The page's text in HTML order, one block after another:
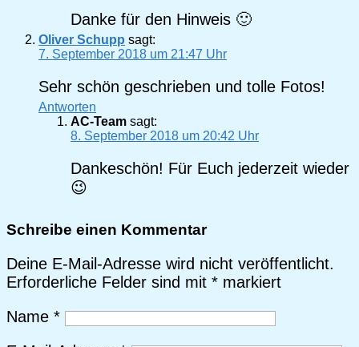
Danke für den Hinweis 🙂
Oliver Schupp sagt:
7. September 2018 um 21:47 Uhr
Sehr schön geschrieben und tolle Fotos!
Antworten
AC-Team sagt:
8. September 2018 um 20:42 Uhr
Dankeschön! Für Euch jederzeit wieder
😉
Schreibe einen Kommentar
Deine E-Mail-Adresse wird nicht veröffentlicht.
Erforderliche Felder sind mit * markiert
Name *